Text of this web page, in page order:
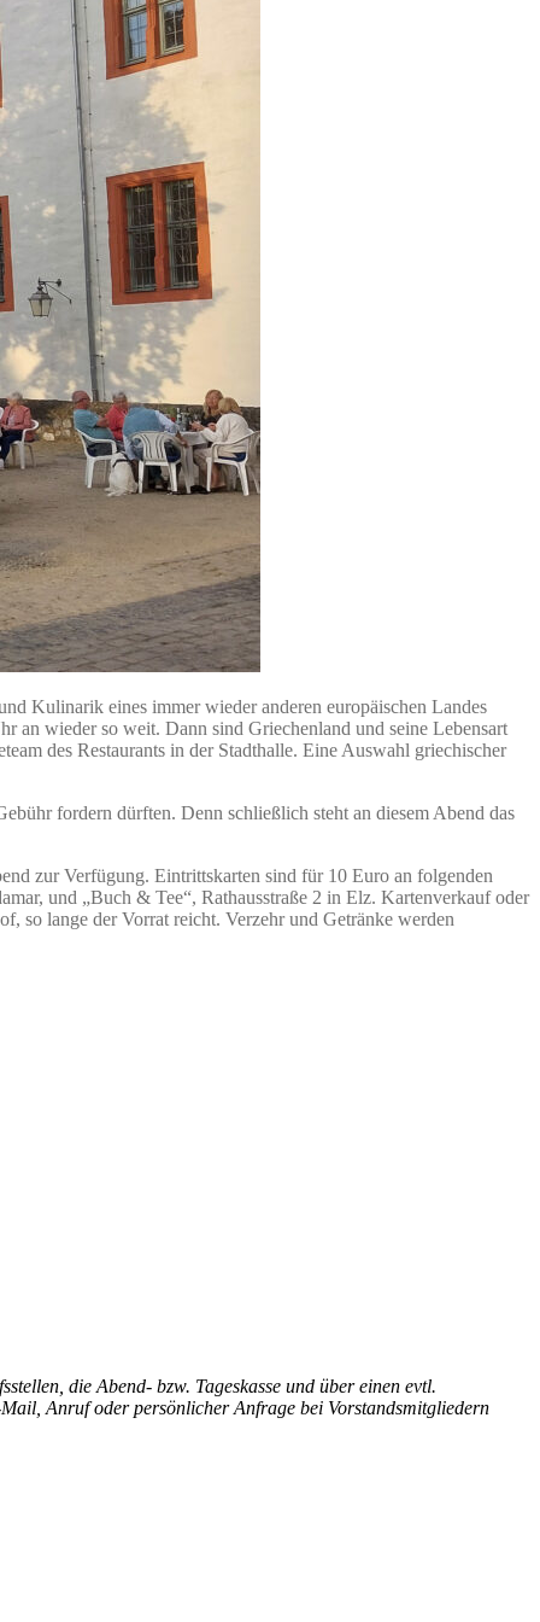
Kulinarik eines immer wieder anderen europäischen Landes
an wieder so weit. Dann sind Griechenland und seine Lebensart
des Restaurants in der Stadthalle. Eine Auswahl griechischer
fordern dürften. Denn schließlich steht an diesem Abend das
zur Verfügung. Eintrittskarten sind für 10 Euro an folgenden
und „Buch & Tee“, Rathausstraße 2 in Elz. Kartenverkauf oder
so lange der Vorrat reicht. Verzehr und Getränke werden
die Abend- bzw. Tageskasse und über einen evtl.
Anruf oder persönlicher Anfrage bei Vorstandsmitgliedern